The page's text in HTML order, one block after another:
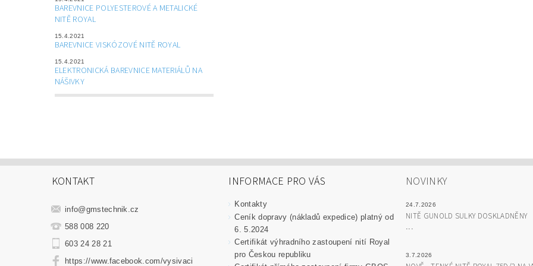
BAREVNICE POLYESTEROVÉ A METALICKÉ
NITĚ ROYAL
15.4.2021
BAREVNICE VISKÓZOVÉ NITĚ ROYAL
15.4.2021
ELEKTRONICKÁ BAREVNICE MATERIÁLŮ NA
NÁŠIVKY
KONTAKT
info@gmstechnik.cz
588 008 220
603 24 28 21
https://www.facebook.com/vysivaci
INFORMACE PRO VÁS
Kontakty
Ceník dopravy (nákladů expedice) platný od
6. 5.2024
Certifikát výhradního zastoupení nití Royal
pro Českou republiku
NOVINKY
24.7.2026
NITĚ GUNOLD SULKY DOSKLADNĚNY
...
3.7.2026